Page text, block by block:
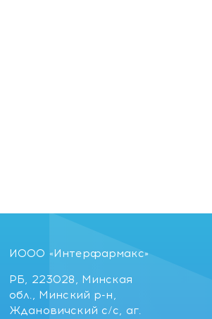
ИООО «Интерфармакс»
РБ, 223028, Минская
обл., Минский р-н,
Ждановичский с/с, аг.